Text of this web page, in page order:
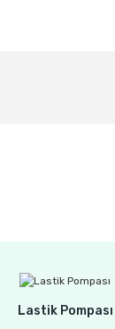
Lastik Pompası